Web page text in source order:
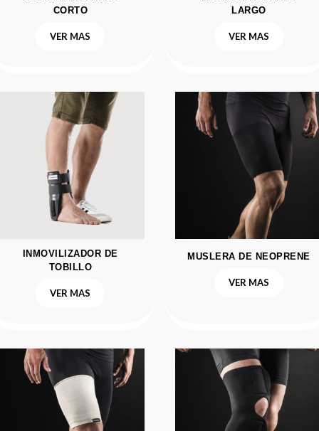
CORTO
VER MAS
LARGO
VER MAS
INMOVILIZADOR DE
TOBILLO
VER MAS
MUSLERA DE NEOPRENE
VER MAS